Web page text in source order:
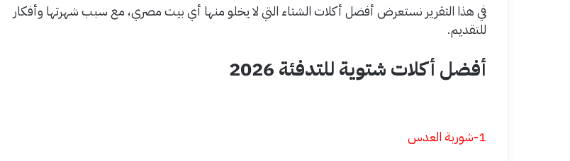
في هذا التقرير نستعرض أفضل أكلات الشتاء التي لا يخلو منها أي بيت مصري، مع سبب شهرتها وأفكار
للتقديم.
أفضل أكلات شتوية للتدفئة 2026
1-شوربة العدس